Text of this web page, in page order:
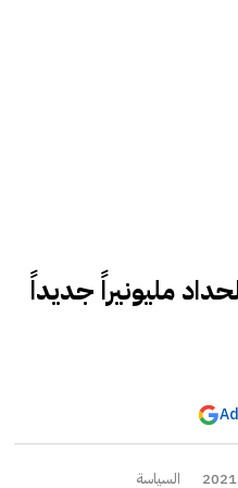
مليونيراً جديداً
السياسة